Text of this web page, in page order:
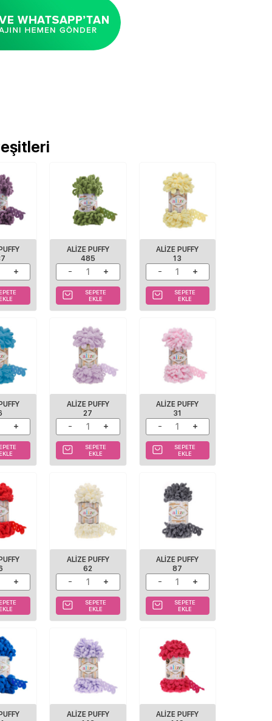
EKLE
ALIZE PUFFY
485
SEPETE
EKLE
ALIZE PUFFY
13
SEPETE
EKLE
EKLE
ALIZE PUFFY
27
SEPETE
EKLE
ALIZE PUFFY
31
SEPETE
EKLE
EKLE
ALIZE PUFFY
62
SEPETE
EKLE
ALIZE PUFFY
87
SEPETE
EKLE
ALIZE PUFFY
ALIZE PUFFY